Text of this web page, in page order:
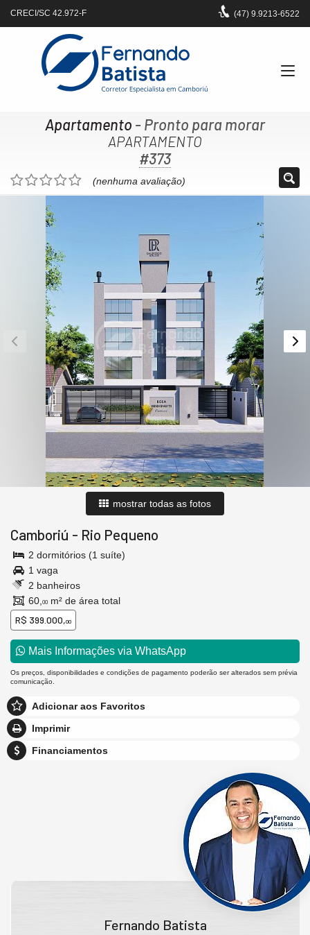
CRECI/SC 42.972-F (47) 9.9213-6522
Apartamento - Pronto para morar
APARTAMENTO
#373
(nenhuma avaliação)
mostrar todas as fotos
Camboriú - Rio Pequeno
2 dormitórios (1 suíte)
1 vaga
2 banheiros
60, 00 m² de área total
R$ 399.000,00
Mais Informações via WhatsApp
Os preços, disponibilidades e condições de pagamento poderão ser alterados sem prévia
comunicação.
Adicionar aos Favoritos
Imprimir
Financiamentos
Fernando Batista